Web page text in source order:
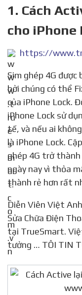
1. Cách
cho iPhone
Sim ghép 4G được biết tới với định nghĩa thần thánh
bởi chúng có thể
của iPhone Lock.
iPhone Lock sử
tế, và nếu ai
là iPhone Lock.
ghép 4G trở thành
ngày nay vì thỏa
thành rẻ hơn rất
Diễn Viên Việt Anh Sau nhiều năm sử dụng dịch vụ
Sửa Chữa Điện
tại TrueSmart.
tưởng … TÔI TIN